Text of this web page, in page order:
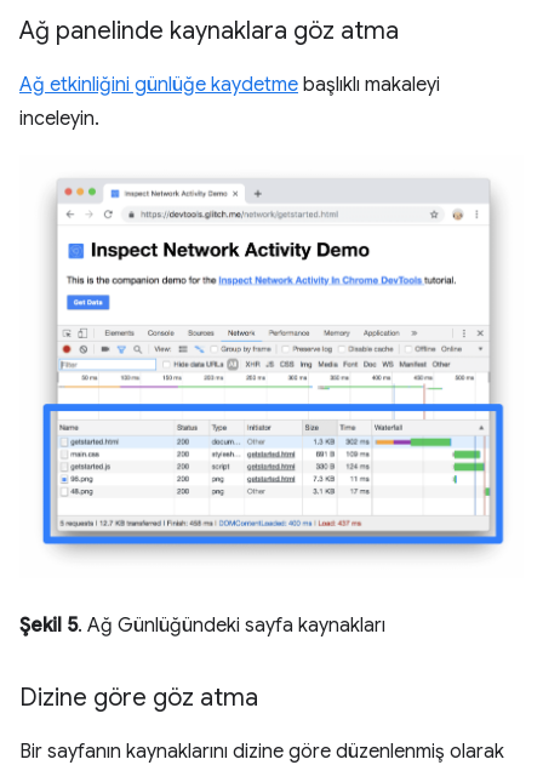
Ağ panelinde kaynaklara göz atma
Ağ etkinliğini günlüğe kaydetme başlıklı makaleyi
inceleyin.
Şekil 5. Ağ Günlüğündeki sayfa kaynakları
Dizine göre göz atma
Bir sayfanın kaynaklarını dizine göre düzenlenmiş olarak